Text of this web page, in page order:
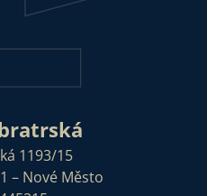
1193/15
– Nové Město